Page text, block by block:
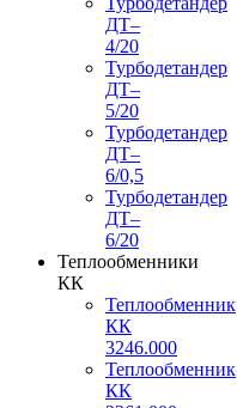
ДТ–
4/20
Турбодетандер
ДТ–
5/20
Турбодетандер
ДТ–
6/0,5
Турбодетандер
ДТ–
6/20
Теплообменники
КК
Теплообменник
КК
3246.000
Теплообменник
КК